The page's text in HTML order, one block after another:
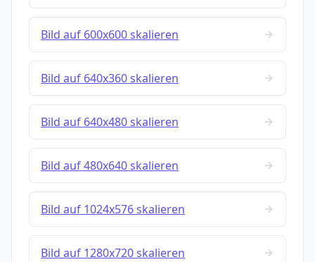
Bild auf 600x600 skalieren
Bild auf 640x360 skalieren
Bild auf 640x480 skalieren
Bild auf 480x640 skalieren
Bild auf 1024x576 skalieren
Bild auf 1280x720 skalieren